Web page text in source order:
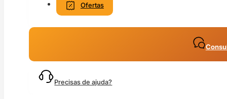
Ofertas
Precisas de ajuda?